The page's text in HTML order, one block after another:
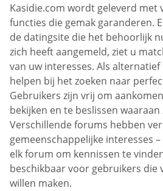
Kasidie.com wordt geleverd met
functies die gemak garanderen.
de datingsite die het behoorlijk
zich heeft aangemeld, ziet u
van uw interesses. Als
helpen bij het zoeken naar
Gebruikers zijn vrij om
bekijken en te beslissen
Verschillende forums hebben
gemeenschappelijke interesses
elk forum om kennissen te
beschikbaar voor gebruikers die
willen maken.